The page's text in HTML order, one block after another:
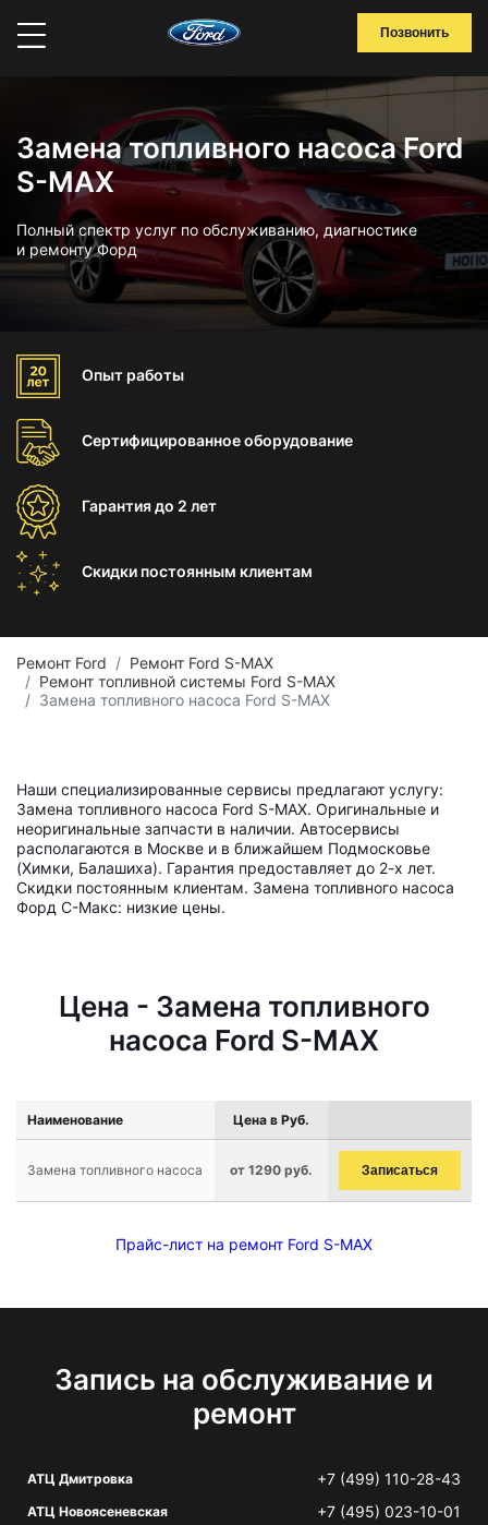
Позвонить
Замена топливного насоса Ford
S-MAX
Полный спектр услуг по обслуживанию, диагностике
и ремонту Форд
Опыт работы
Сертифицированноеоборудование
Гарантиядо 2 лет
Скидки постоянным клиентам
Ремонт Ford
Ремонт Ford S-MAX
Ремонт топливной системы Ford S-MAX
Замена топливного насоса Ford S-MAX
Наши специализированные сервисы предлагают услугу:
Замена топливного насоса Ford S-MAX. Оригинальные и
неоригинальные запчасти в наличии. Автосервисы
располагаются в Москве и в ближайшем Подмосковье
(Химки, Балашиха). Гарантия предоставляет до 2-х лет.
Скидки постоянным клиентам. Замена топливного насоса
Форд С-Макс: низкие цены.
Цена - Замена топливного
насоса Ford S-MAX
Наименование Цена в Руб.
Замена топливного насоса от 1290 руб. Записаться
Прайс-лист на ремонт Ford S-MAX
Запись на обслуживание и
ремонт
АТЦ Дмитровка +7 (499) 110-28-43
АТЦ Новоясеневская +7 (495) 023-10-01